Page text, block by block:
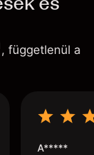
, függetlenül a
A*****